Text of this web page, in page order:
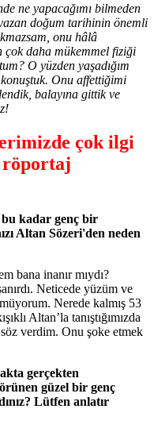
ne yapacağımı bilmeden
doğum tarihinin önemli
onu hâlâ
çok daha mükemmel fiziği
O yüzden yaşadığım
Onu affettiğimi
balayına gittik ve
çok ilgi
röportaj
bu kadar genç bir
Altan Sözeri'den neden
bana inanır mıydı?
Neticede yüzüm ve
Nerede kalmış 53
Altan’la tanıştığımızda
verdim. Onu şoke etmek
gerçekten
güzel bir genç
Lütfen anlatır